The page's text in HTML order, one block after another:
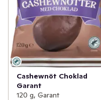
Cashewnöt Choklad
Garant
120 g, Garant